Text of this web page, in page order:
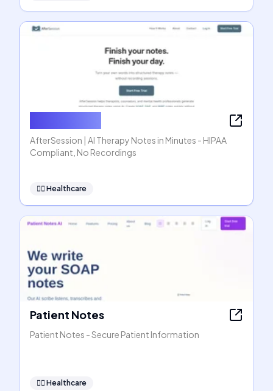
AfterSession | AI Therapy Notes in Minutes - HIPAA
Compliant, No Recordings
👩‍⚕️ Healthcare
Patient Notes
Patient Notes - Secure Patient Information
👩‍⚕️ Healthcare